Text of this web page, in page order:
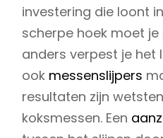
investering die loont
scherpe hoek moet
anders verpest je het
ook messenslijpers
resultaten zijn
koksmessen. Een